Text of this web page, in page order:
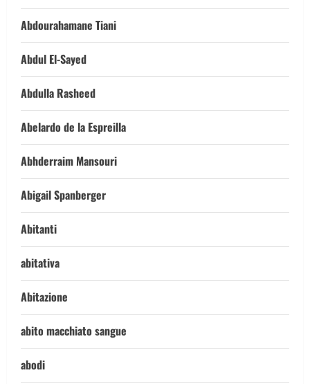
Abdourahamane Tiani
Abdul El-Sayed
Abdulla Rasheed
Abelardo de la Espreilla
Abhderraim Mansouri
Abigail Spanberger
Abitanti
abitativa
Abitazione
abito macchiato sangue
abodi